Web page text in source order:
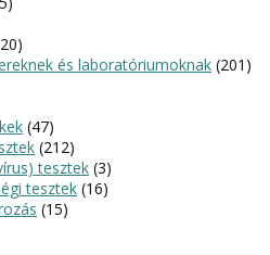
és laboratóriumoknak (201)
(47)
(212)
tesztek (3)
tesztek (16)
(15)